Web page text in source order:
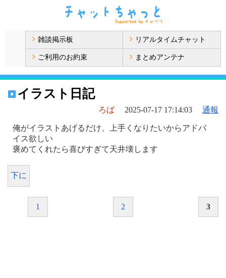
雑談掲示板 リアルタイムチャット
ご利用のお約束 まとめアンテナ
イラスト日記
ろば 2025-07-17 17:14:03 通報
俺がイラストあげるだけ、上手くなりたいからアドバ
イス欲しい
褒めてくれたら喜びすぎて天井壊します
下に
1 2 3